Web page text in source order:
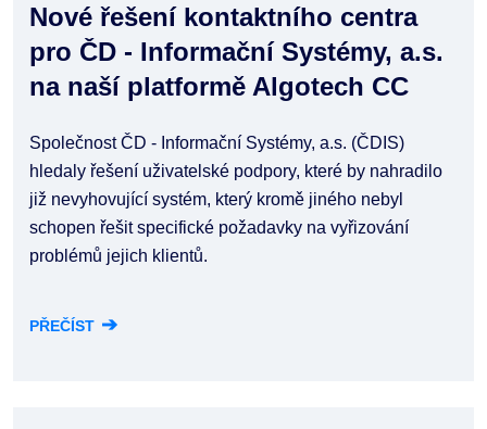
Nové řešení kontaktního centra
pro ČD - Informační Systémy, a.s.
na naší platformě Algotech CC
Společnost ČD - Informační Systémy, a.s. (ČDIS)
hledaly řešení uživatelské podpory, které by nahradilo
již nevyhovující systém, který kromě jiného nebyl
schopen řešit specifické požadavky na vyřizování
problémů jejich klientů.
PŘEČÍST ➔